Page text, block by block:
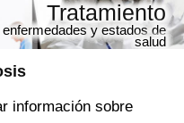
Tratamiento
y estados de
salud
información sobre